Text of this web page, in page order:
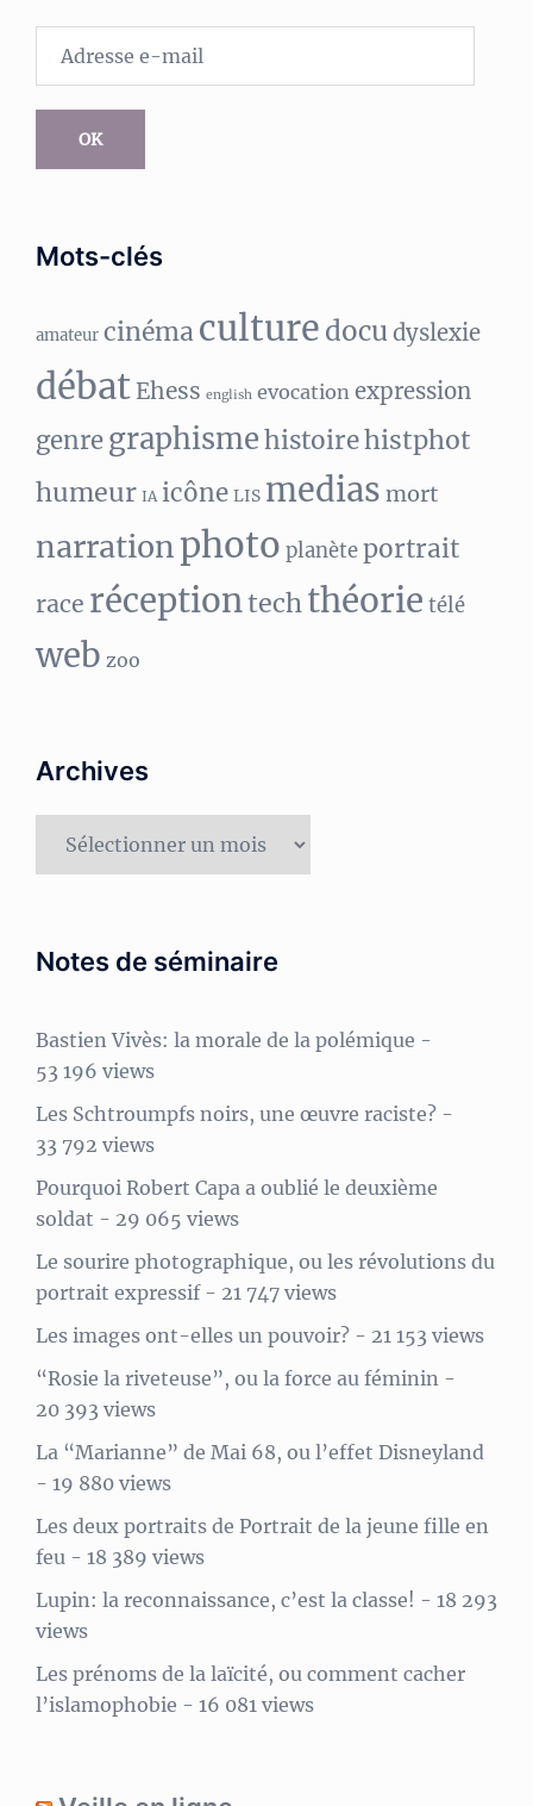
OK
Mots-clés
amateur cinémaculture docu dyslexie
débat Ehess english evocation expression
genregraphismehistoirehistphot
humeur IA icône LIS medias mort
narrationphoto planèteportrait
race réceptiontechthéorie télé
web zoo
Archives
Notes de séminaire
Bastien Vivès: la morale de la polémique -
53 196 views
Les Schtroumpfs noirs, une œuvre raciste? -
33 792 views
Pourquoi Robert Capa a oublié le deuxième
soldat - 29 065 views
Le sourire photographique, ou les révolutions du
portrait expressif- 21 747 views
Les images ont-elles un pouvoir? - 21 153 views
“Rosie la riveteuse”, ou la force au féminin -
20 393 views
La “Marianne” de Mai 68, ou l’effet Disneyland
- 19 880 views
Les deux portraits de Portrait de la jeune fille en
feu - 18 389 views
Lupin: la reconnaissance, c’est la classe! - 18 293
views
Les prénoms de la laïcité, ou comment cacher
l’islamophobie - 16 081 views